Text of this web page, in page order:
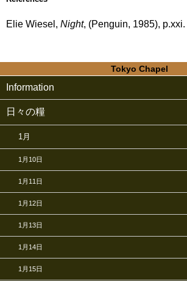
Elie Wiesel, Night, (Penguin, 1985), p.xxi.
Tokyo Chapel
Information
日々の糧
1月
1月10日
1月11日
1月12日
1月13日
1月14日
1月15日